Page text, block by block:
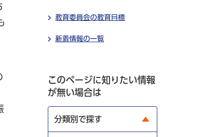
教育委員会の教育目標
新着情報の一覧
このページに知りたい情報
が無い場合は
分類別で探す